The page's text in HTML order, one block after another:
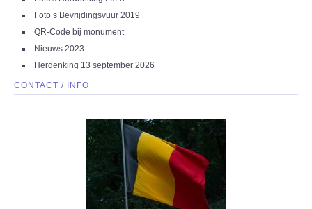
Foto’s Bevrijdingsvuur 2019
QR-Code bij monument
Nieuws 2023
Herdenking 13 september 2026
CONTACT / INFO